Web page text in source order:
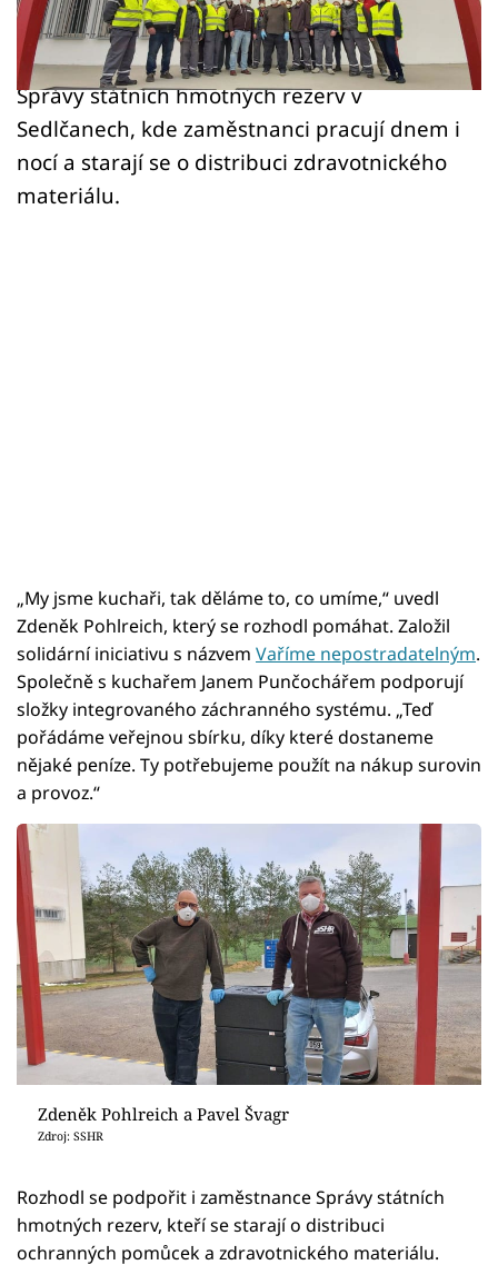
Videa
Sledujte prima+
Přihlášení
nákazy denně pomáhají zajistit péči ostatním.
Do svého okruhu strávníků přibral i sklad
Správy státních hmotných rezerv v
Sedlčanech, kde zaměstnanci pracují dnem i
nocí a starají se o distribuci zdravotnického
materiálu.
„My jsme kuchaři, tak děláme to, co umíme,“ uvedl
Zdeněk Pohlreich, který se rozhodl pomáhat. Založil
solidární iniciativu s názvem Vaříme nepostradatelným.
Společně s kuchařem Janem Punčochářem podporují
složky integrovaného záchranného systému. „Teď
pořádáme veřejnou sbírku, díky které dostaneme
nějaké peníze. Ty potřebujeme použít na nákup surovin
a provoz.“
Zdeněk Pohlreich a Pavel Švagr
Zdroj: SSHR
Rozhodl se podpořit i zaměstnance Správy státních
hmotných rezerv, kteří se starají o distribuci
ochranných pomůcek a zdravotnického materiálu.